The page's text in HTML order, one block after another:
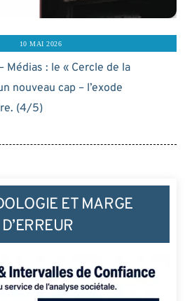
10 MAI 2026
Médias : le « Cercle de la
nouveau cap – l’exode
(4/5)
ET MARGE
D’ERREUR